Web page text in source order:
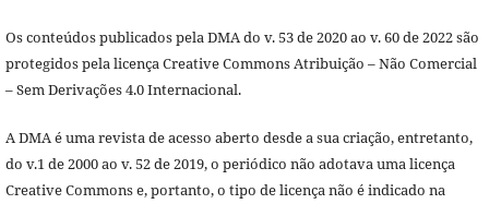
Os conteúdos publicados pela DMA do v. 53 de 2020 ao v. 60 de 2022 são
protegidos pela licença Creative Commons Atribuição – Não Comercial
– Sem Derivações 4.0 Internacional.
A DMA é uma revista de acesso aberto desde a sua criação, entretanto,
do v.1 de 2000 ao v. 52 de 2019, o periódico não adotava uma licença
Creative Commons e, portanto, o tipo de licença não é indicado na